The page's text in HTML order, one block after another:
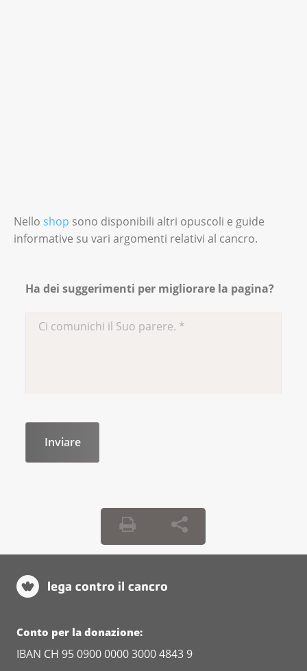
Nello shop sono disponibili altri opuscoli e guide
informative su vari argomenti relativi al cancro.
Ha dei suggerimenti per migliorare la pagina?
Conto per la donazione:
IBAN CH 95 0900 0000 3000 4843 9